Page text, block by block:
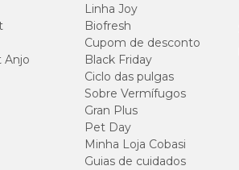
Anjo
Linha Joy
Biofresh
Cupom de desconto
Black Friday
Ciclo das pulgas
Sobre Vermífugos
Gran Plus
Pet Day
Minha Loja Cobasi
Guias de cuidados